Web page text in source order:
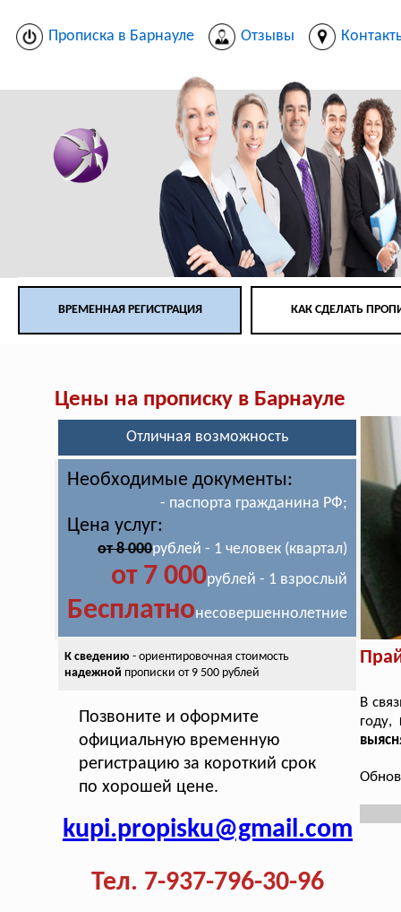
Прописка в Барнауле Отзывы
ВРЕМЕННАЯ РЕГИСТРАЦИЯ КАК СДЕЛАТЬ
Цены на прописку в Барнауле
Отличная возможность
Необходимые документы:
- паспорта гражданина РФ;
Цена услуг:
от 8 000рублей - 1 человек (квартал)
от 7 000рублей - 1 взрослый
Бесплатнонесовершеннолетние
К сведению - ориентировочная стоимость
надежной прописки от 9 500 рублей
Позвоните и оформите
официальную временную
регистрацию за короткий срок
по хорошей цене.
kupi.propisku@gmail.com
Тел. 7-937-796-30-96
В
году,